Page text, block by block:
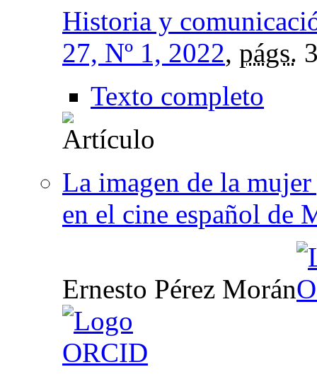
Historia y
27, Nº 1, 2022, págs.
Texto completo
La imagen de la
en el cine español de
Ernesto Pérez Morán